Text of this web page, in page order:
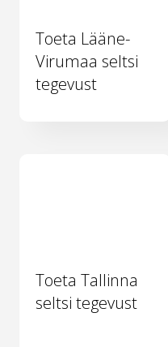
Toeta Lääne-
Virumaa seltsi
tegevust
Toeta Tallinna
seltsi tegevust